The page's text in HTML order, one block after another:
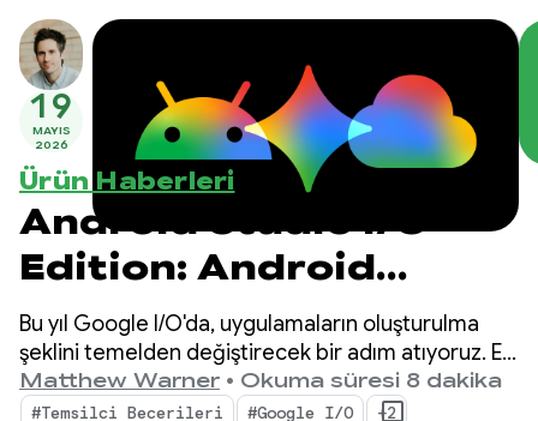
19
MAYIS
2026
Ürün Haberleri
Android Studio I/O
Edition: Android
geliştirici
araçlarındaki
yenilikler
Bu yıl Google I/O'da, uygulamaların oluşturulma
şeklini temelden değiştirecek bir adım atıyoruz. En
yeni araçlarımız, Android geliştiricisi olarak
üretkenliğinizi artıracak ve kod tabanınızda
Matthew Warner • Okuma süresi 8 dakika
#Temsilci Becerileri #Google I/O +2